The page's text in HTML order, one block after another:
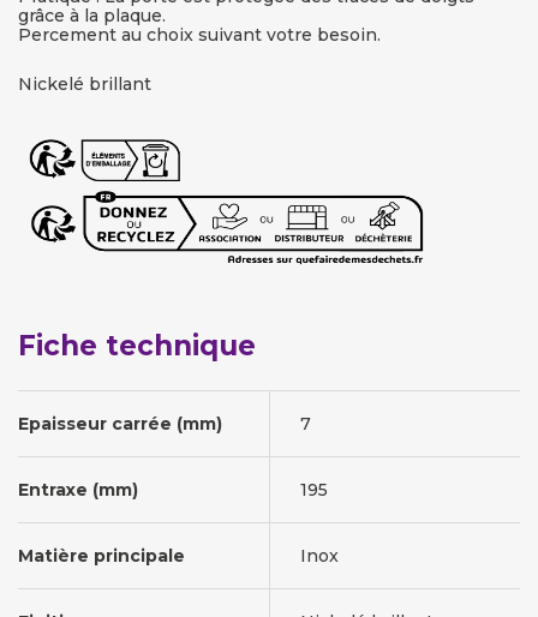
grâce à la plaque.
Percement au choix suivant votre besoin.
Nickelé brillant
Fiche technique
Epaisseur carrée (mm) 7
Entraxe (mm) 195
Matière principale Inox